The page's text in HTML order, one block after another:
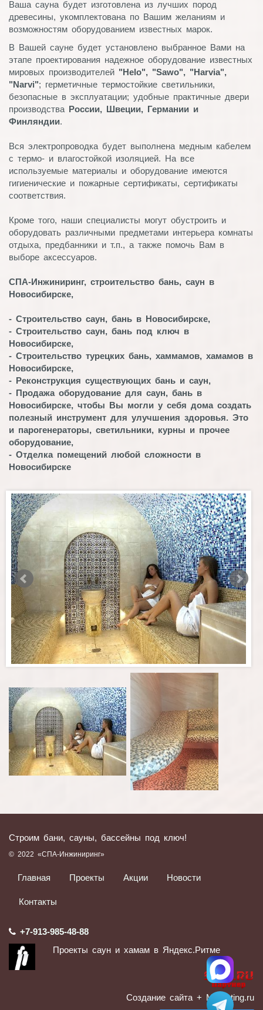
Ваша сауна будет изготовлена из лучших пород
древесины, укомплектована по Вашим желаниям и
возможностям оборудованием известных марок.
В Вашей сауне будет установлено выбранное Вами на
этапе проектирования надежное оборудование известных
мировых производителей "Helo", "Sawo", "Harvia",
"Narvi"; герметичные термостойкие светильники,
безопасные в эксплуатации; удобные практичные двери
производства России, Швеции, Германии и
Финляндии.
Вся электропроводка будет выполнена медным кабелем
с термо- и влагостойкой изоляцией. На все
используемые материалы и оборудование имеются
гигиенические и пожарные сертификаты, сертификаты
соответствия.
Кроме того, наши специалисты могут обустроить и
оборудовать различными предметами интерьера комнаты
отдыха, предбанники и т.п., а также помочь Вам в
выборе аксессуаров.
СПА-Инжиниринг, строительство бань, саун в
Новосибирске,
- Строительство саун, бань в Новосибирске,
- Строительство саун, бань под ключ в
Новосибирске,
- Строительство турецких бань, хаммамов, хамамов в
Новосибирске,
- Реконструкция существующих бань и саун,
- Продажа оборудование для саун, бань в
Новосибирске, чтобы Вы могли у себя дома создать
полезный инструмент для улучшения здоровья. Это
и парогенераторы, светильники, курны и прочее
оборудование,
- Отделка помещений любой сложности в
Новосибирске
Строим бани, сауны, бассейны под ключ!
© 2022 «СПА-Инжиниринг»
Главная Проекты Акции Новости
Контакты
+7-913-985-48-88
Проекты саун и хамам в Яндекс.Ритме
Создание сайта + Marketing.ru